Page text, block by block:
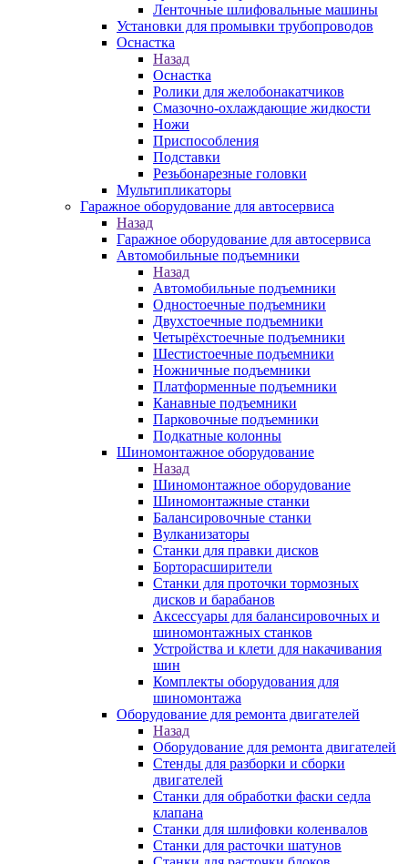
Ленточные шлифовальные машины
Установки для промывки трубопроводов
Оснастка
Назад
Оснастка
Ролики для желобонакатчиков
Смазочно-охлаждающие жидкости
Ножи
Приспособления
Подставки
Резьбонарезные головки
Мультипликаторы
Гаражное оборудование для автосервиса
Назад
Гаражное оборудование для автосервиса
Автомобильные подъемники
Назад
Автомобильные подъемники
Одностоечные подъемники
Двухстоечные подъемники
Четырёхстоечные подъемники
Шестистоечные подъемники
Ножничные подъемники
Платформенные подъемники
Канавные подъемники
Парковочные подъемники
Подкатные колонны
Шиномонтажное оборудование
Назад
Шиномонтажное оборудование
Шиномонтажные станки
Балансировочные станки
Вулканизаторы
Станки для правки дисков
Борторасширители
Станки для проточки тормозных
дисков и барабанов
Аксессуары для балансировочных и
шиномонтажных станков
Устройства и клети для накачивания
шин
Комплекты оборудования для
шиномонтажа
Оборудование для ремонта двигателей
Назад
Оборудование для ремонта двигателей
Стенды для разборки и сборки
двигателей
Станки для обработки фаски седла
клапана
Станки для шлифовки коленвалов
Станки для расточки шатунов